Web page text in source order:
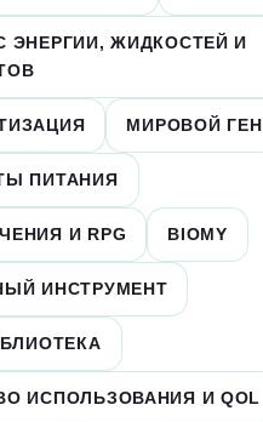
ЭНЕРГИИ, ЖИДКОСТЕЙ И
МИРОВОЙ ГЕН
ПИТАНИЯ
И RPG BIOMY
ИНСТРУМЕНТ
ИСПОЛЬЗОВАНИЯ И QOL